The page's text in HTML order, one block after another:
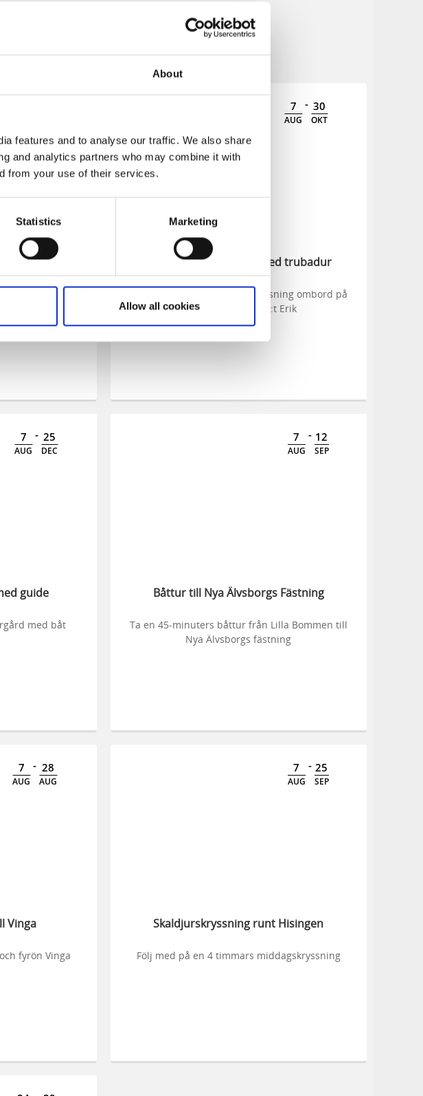
About
features and to analyse our traffic. We also share
and analytics partners who may combine it with
from your use of their services.
Statistics Marketing
Allow all cookies
lunch
skärgården
7
AUG
- 30
OKT
Räk- och laxkryssning med trubadur
Följ med på en 3-timmars kryssning ombord på
den klassiska M/S S:t Erik
7
AUG
- 25
DEC
guide
med båt
7
AUG
- 12
SEP
Båttur till Nya Älvsborgs Fästning
Ta en 45-minuters båttur från Lilla Bommen till
Nya Älvsborgs fästning
7
AUG
- 28
AUG
Vinga
fyrön Vinga
7
AUG
- 25
SEP
Skaldjurskryssning runt Hisingen
Följ med på en 4 timmars middagskryssning